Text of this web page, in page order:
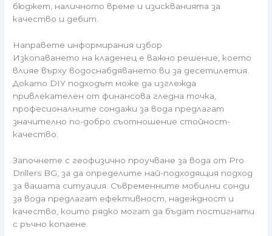
бюджет, наличното време и изискванията за
качество и дебит.
Направете информирания избор
Изкопаването на кладенец е важно решение, което
влияе върху водоснабдяването ви за десетилетия.
Докато DIY подходът може да изглежда
привлекателен от финансова гледна точка,
професионалните сондажи за вода предлагат
значително по-добро съотношение стойност-
качество.
Започнете с геофизично проучване за вода от Pro
Drillers BG, за да определите най-подходящия подход
за вашата ситуация. Съвременните мобилни сонди
за вода предлагат ефективност, надеждност и
качество, които рядко могат да бъдат постигнати
с ръчно копаене.